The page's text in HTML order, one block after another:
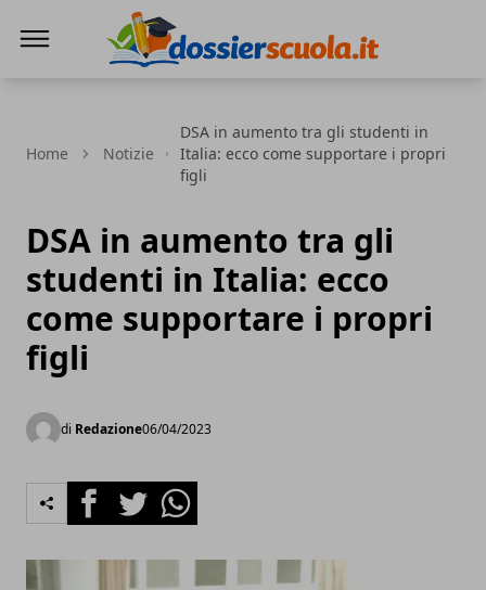
Home Notizie
DSA in aumento tra gli studenti in
Italia: ecco come supportare i propri
figli
DSA in aumento tra gli
studenti in Italia: ecco
come supportare i propri
figli
di Redazione06/04/2023
FacebookTwitterWhatsapp